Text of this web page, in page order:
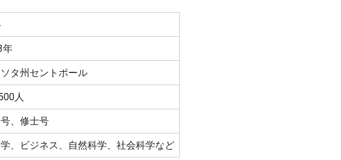
年
ソタ州セントポール
人
、修士号
、ビジネス、自然科学、社会科学など